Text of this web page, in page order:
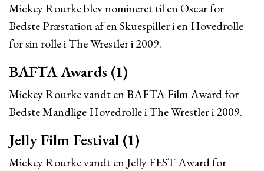
Mickey Rourke blev nomineret til en Oscar for
Bedste Præstation af en Skuespiller i en Hovedrolle
for sin rolle i The Wrestler i 2009.
BAFTA Awards (1)
Mickey Rourke vandt en BAFTA Film Award for
Bedste Mandlige Hovedrolle i The Wrestler i 2009.
Jelly Film Festival (1)
Mickey Rourke vandt en Jelly FEST Award for